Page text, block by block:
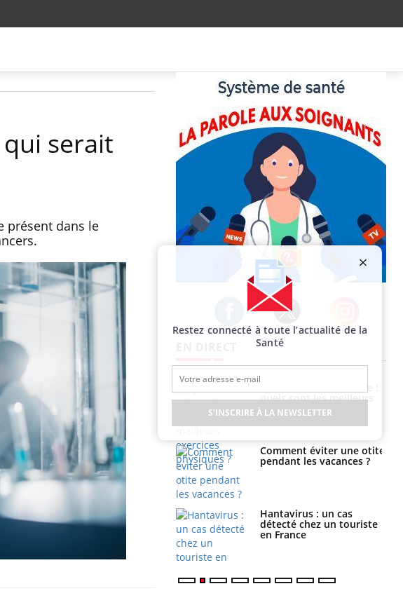
serait
présent dans le
Facebook Twitter Instagram
Les troubles du sommeil
modifient votre cerveau !
Mon enfant est-il trop
sensible ou simplement
très empathique ?
Bébés, jeunes enfants :
quelle trousse à
quels sont les meilleurs
exercices physiques ?
Comment éviter une otite
pendant les vacances ?
Hantavirus : un cas
détecté chez un touriste
en France
Restez connecté à toute l’actualité de la
Santé
S'INSCRIRE À LA NEWSLETTER